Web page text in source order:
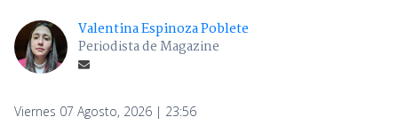
Valentina Espinoza Poblete
Periodista de Magazine
Viernes 07 Agosto, 2026 | 23:56